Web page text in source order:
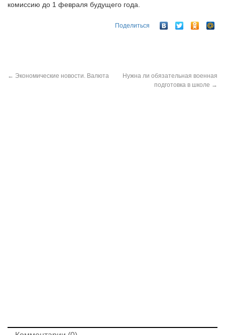
комиссию до 1 февраля будущего года.
Поделиться
← Экономические новости. Валюта
Нужна ли обязательная военная
подготовка в школе →